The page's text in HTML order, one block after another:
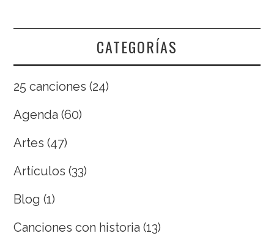
CATEGORÍAS
25 canciones (24)
Agenda (60)
Artes (47)
Artículos (33)
Blog (1)
Canciones con historia (13)